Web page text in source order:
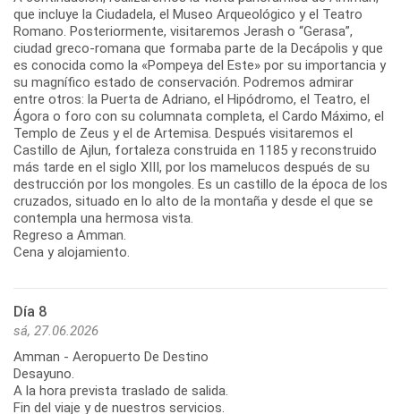
que incluye la Ciudadela, el Museo Arqueológico y el Teatro
Romano. Posteriormente, visitaremos Jerash o “Gerasa”,
ciudad greco-romana que formaba parte de la Decápolis y que
es conocida como la «Pompeya del Este» por su importancia y
su magnífico estado de conservación. Podremos admirar
entre otros: la Puerta de Adriano, el Hipódromo, el Teatro, el
Ágora o foro con su columnata completa, el Cardo Máximo, el
Templo de Zeus y el de Artemisa. Después visitaremos el
Castillo de Ajlun, fortaleza construida en 1185 y reconstruido
más tarde en el siglo XIII, por los mamelucos después de su
destrucción por los mongoles. Es un castillo de la época de los
cruzados, situado en lo alto de la montaña y desde el que se
contempla una hermosa vista.
Regreso a Amman.
Cena y alojamiento.
Día 8
sá, 27.06.2026
Amman - Aeropuerto De Destino
Desayuno.
A la hora prevista traslado de salida.
Fin del viaje y de nuestros servicios.